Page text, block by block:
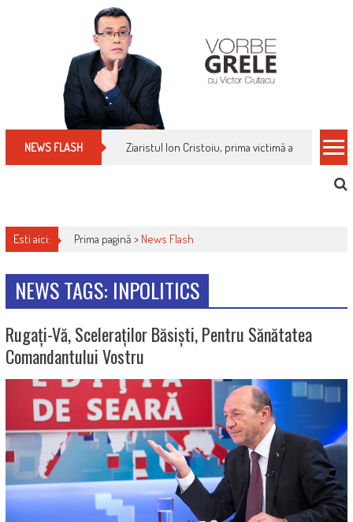
NEWS FLASH Ziaristul Ion Cristoiu, prima victimă a noi
Esti aici: Prima pagină > News Flash
NEWS TAGS: INPOLITICS
Rugați-Vă, Sceleraților Băsiști, Pentru Sănătatea
Comandantului Vostru